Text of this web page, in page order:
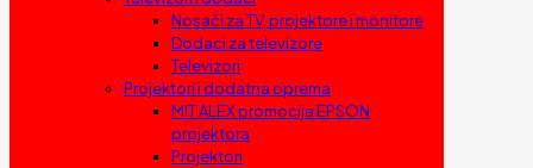
Nosači za TV, projektore i monitore
Dodaci za televizore
Televizori
Projektori i dodatna oprema
MIT ALEX promocija EPSON
projektora
Projektori